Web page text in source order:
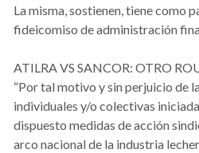
La misma, sostienen, tiene como
fideicomiso de administración
ATILRA VS SANCOR: OTRO
“Por tal motivo y sin perjuicio de
individuales y/o colectivas
dispuesto medidas de acción
arco nacional de la industria